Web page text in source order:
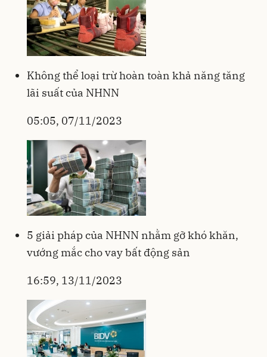
Không thể loại trừ hoàn toàn khả năng tăng
lãi suất của NHNN
05:05, 07/11/2023
5 giải pháp của NHNN nhằm gỡ khó khăn,
vướng mắc cho vay bất động sản
16:59, 13/11/2023